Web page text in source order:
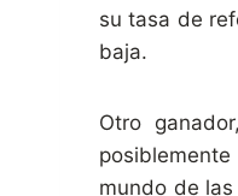
su tasa de
baja.
Otro
mundo de